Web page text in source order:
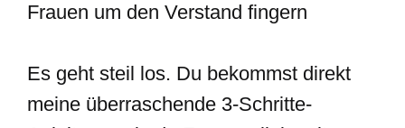
Frauen um den Verstand fingern
Es geht steil los. Du bekommst direkt
meine überraschende 3-Schritte-